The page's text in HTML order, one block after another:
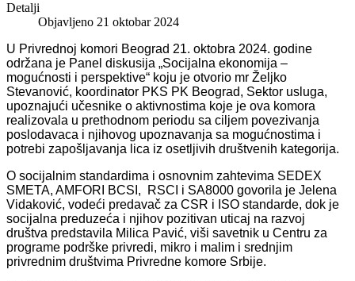
Detalji
Objavljeno 21 oktobar 2024
U Privrednoj komori Beograd 21. oktobra 2024. godine
održana je Panel diskusija „Socijalna ekonomija –
mogućnosti i perspektive“ koju je otvorio mr Željko
Stevanović, koordinator PKS PK Beograd, Sektor usluga,
upoznajući učesnike o aktivnostima koje je ova komora
realizovala u prethodnom periodu sa ciljem povezivanja
poslodavaca i njihovog upoznavanja sa mogućnostima i
potrebi zapošljavanja lica iz osetljivih društvenih kategorija.
O socijalnim standardima i osnovnim zahtevima SEDEX
SMETA, AMFORI BCSI, RSCI i SA8000 govorila je Jelena
Vidaković, vodeći predavač za CSR i ISO standarde, dok je
socijalna preduzeća i njihov pozitivan uticaj na razvoj
društva predstavila Milica Pavić, viši savetnik u Centru za
programe podrške privredi, mikro i malim i srednjim
privrednim društvima Privredne komore Srbije.